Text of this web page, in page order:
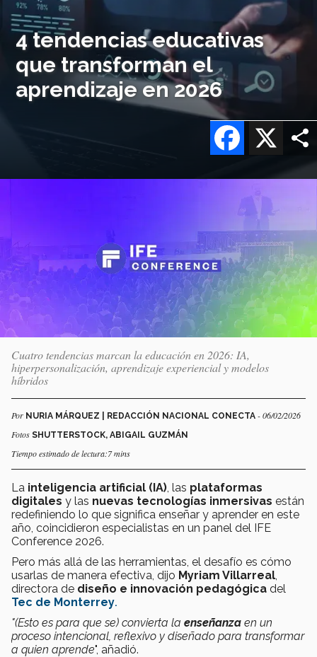
4 tendencias educativas
que transforman el
aprendizaje en 2026
X
Facebook
Cuatro tendencias marcan la educación en 2026: IA,
hiperpersonalización, aprendizaje experiencial y modelos
híbridos
Por NURIA MÁRQUEZ | REDACCIÓN NACIONAL CONECTA - 06/02/2026
Fotos SHUTTERSTOCK, ABIGAIL GUZMÁN
Tiempo estimado de lectura:7 mins
La inteligencia artificial (IA) , las plataformas
digitales y las nuevas tecnologías inmersivas están
redefiniendo lo que significa enseñar y aprender en este
año, coincidieron especialistas en un panel del IFE
Conference 2026.
Pero más allá de las herramientas, el desafío es cómo
usarlas de manera efectiva, dijo Myriam Villarreal
directora de diseño e innovación pedagógica del
Tec de Monterrey.
"(Esto es para que se) convierta la enseñanza en un
proceso intencional, reflexivo y diseñado para transformar
a quien aprende", añadió.